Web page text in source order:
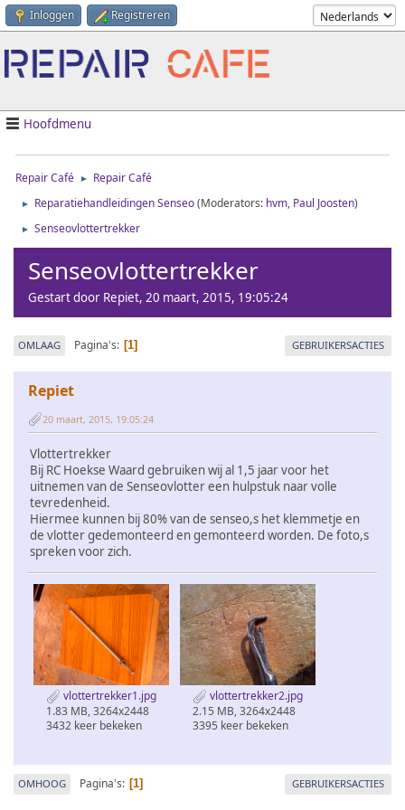
Inloggen Registreren
Hoofdmenu
Repair Café ► Repair Café
► Reparatiehandleidingen Senseo(Moderators: hvm, Paul Joosten)
► Senseovlottertrekker
Senseovlottertrekker
Gestart door Repiet, 20 maart, 2015, 19:05:24
OMLAAG Pagina's 1 GEBRUIKERSACTIES
Repiet
20 maart, 2015, 19:05:24
Vlottertrekker
Bij RC Hoekse Waard gebruiken wij al 1,5 jaar voor het
uitnemen van de Senseovlotter een hulpstuk naar volle
tevredenheid.
Hiermee kunnen bij 80% van de senseo,s het klemmetje en
de vlotter gedemonteerd en gemonteerd worden. De foto,s
spreken voor zich.
vlottertrekker1.jpg
1.83 MB, 3264x2448
3432 keer bekeken
vlottertrekker2.jpg
2.15 MB, 3264x2448
3395 keer bekeken
OMHOOG Pagina's 1 GEBRUIKERSACTIES